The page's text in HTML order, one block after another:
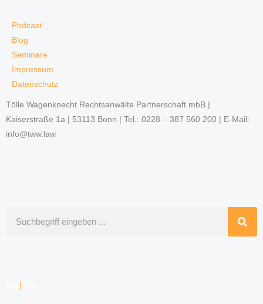
Podcast
Blog
Seminare
Impressum
Datenschutz
Tölle Wagenknecht Rechtsanwälte Partnerschaft mbB |
Kaiserstraße 1a | 53113 Bonn | Tel.: 0228 – 387 560 200 | E-Mail:
info@tww.law
|